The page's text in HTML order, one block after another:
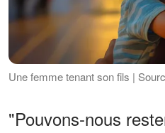
Une femme tenant son fils |
"Pouvons-nous